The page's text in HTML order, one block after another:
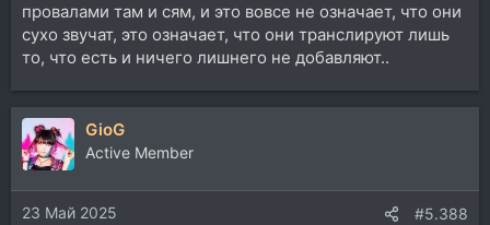
провалами там и сям, и это вовсе не означает, что они
сухо звучат, это означает, что они транслируют лишь
то, что есть и ничего лишнего не добавляют..
GioG
Active Member
23 Май 2025 #5.388